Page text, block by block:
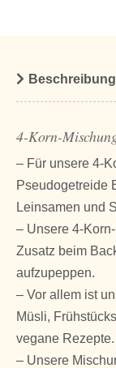
Beschreibung
4-Korn-
– Für unsere 4-
Pseudogetreide
Leinsamen und
– Unsere 4-
Zusatz beim
aufzupeppen.
– Vor allem ist
Müsli,
vegane Rezepte.
– Unsere